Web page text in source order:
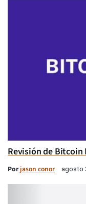
Revisión de Bitcoin
Porjason conor agosto